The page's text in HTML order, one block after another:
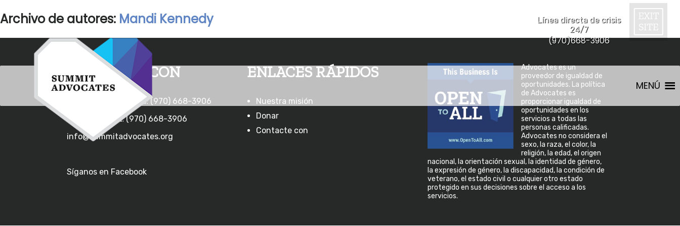
Línea directa de crisis
24/7
(970)668-3906
MENÚ
Archivo de autores: Mandi Kennedy
CONTACTE CON
Línea directa de crisis: (970) 668-3906
Línea principal: (970) 668-3906
info@summitadvocates.org
Síganos en Facebook
ENLACES RÁPIDOS
Nuestra misión
Donar
Contacte con
Advocates es un
proveedor de igualdad de
oportunidades. La política
de Advocates es
proporcionar igualdad de
oportunidades en los
servicios a todas las
personas calificadas.
Advocates no considera el
sexo, la raza, el color, la
religión, la edad, el origen
nacional, la orientación sexual, la identidad de género,
la expresión de género, la discapacidad, la condición de
veterano, el estado civil o cualquier otro estado
protegido en sus decisiones sobre el acceso a los
servicios.